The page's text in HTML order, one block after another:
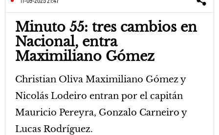
Minuto 55: tres cambios en
Nacional, entra
Maximiliano Gómez
Christian Oliva Maximiliano Gómez y
Nicolás Lodeiro entran por el capitán
Mauricio Pereyra, Gonzalo Carneiro y
Lucas Rodríguez.